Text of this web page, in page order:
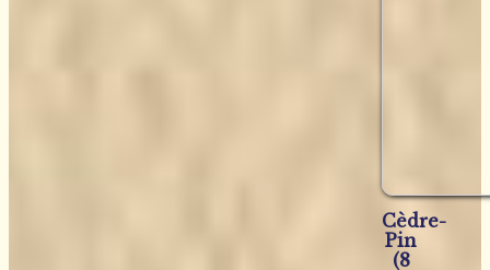
Cèdre-
Pin
(8